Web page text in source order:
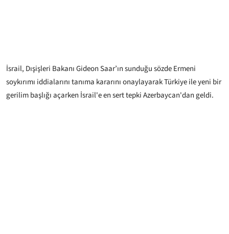
İsrail, Dışişleri Bakanı Gideon Saar’ın sunduğu sözde Ermeni
soykırımı iddialarını tanıma kararını onaylayarak Türkiye ile yeni bir
gerilim başlığı açarken İsrail'e en sert tepki Azerbaycan'dan geldi.